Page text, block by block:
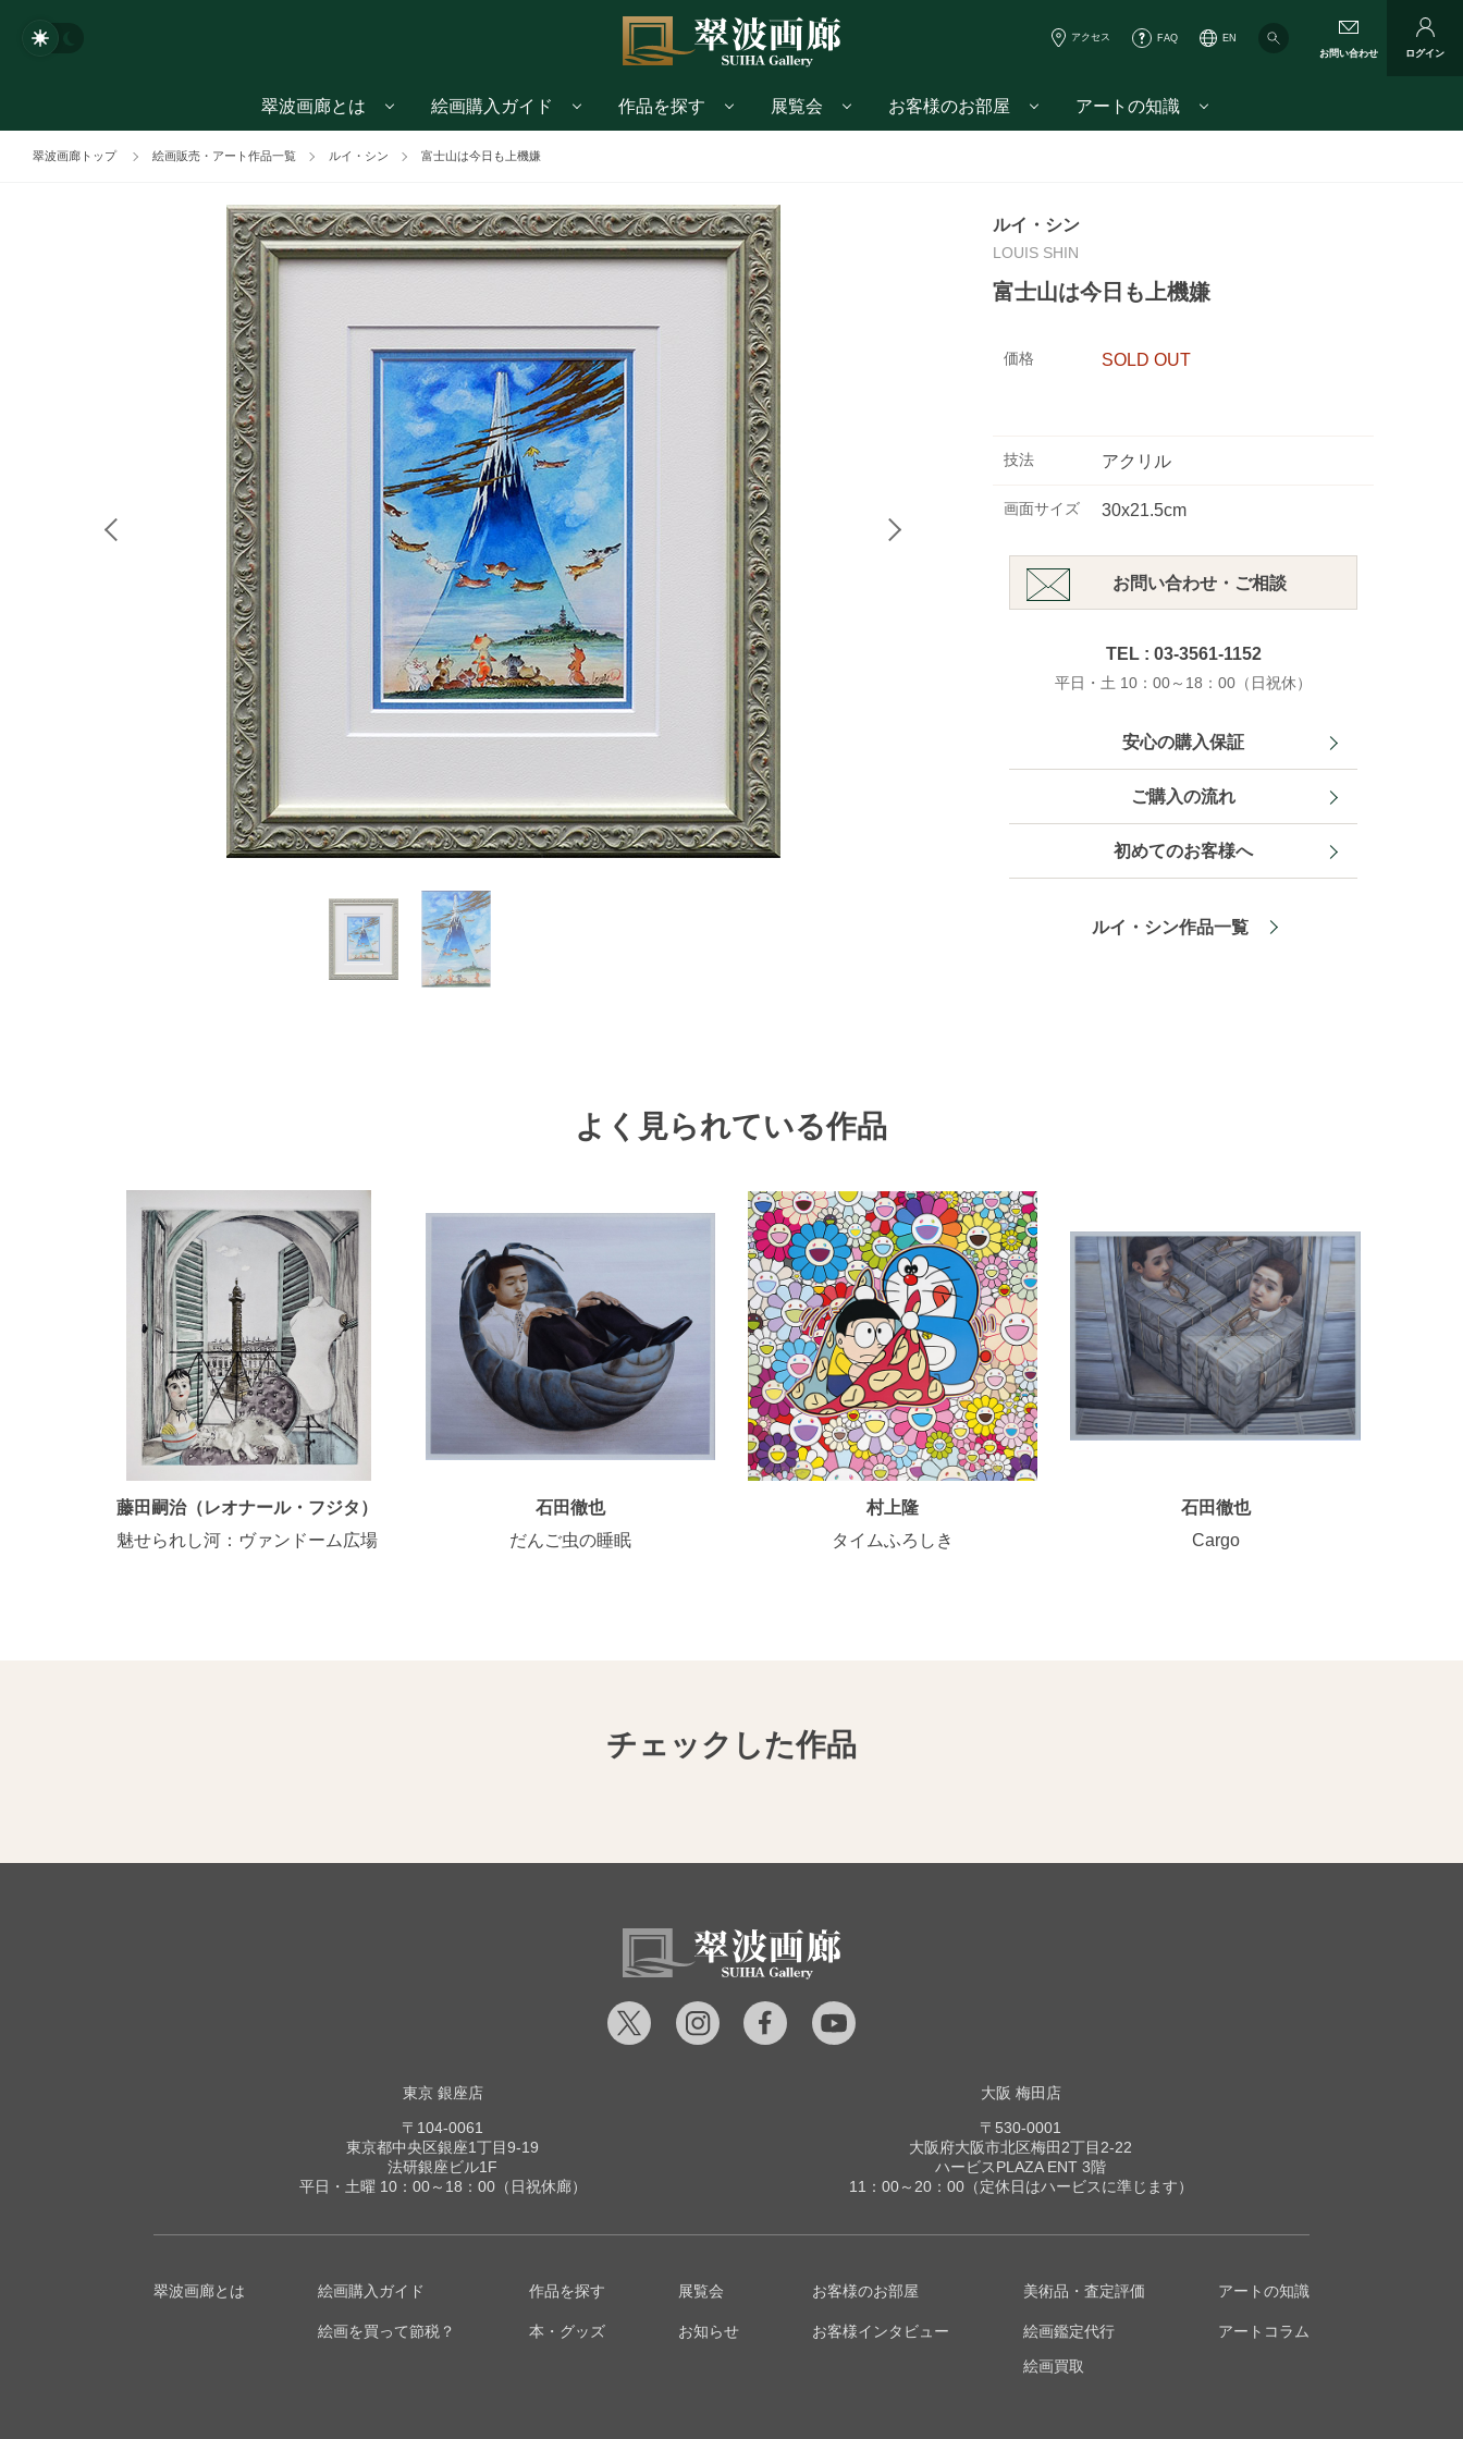
アクセス FAQ
EN
お問い合わせ
ログイン
翠波画廊とは 絵画購入ガイド 作品を探す 展覧会 お客様のお部屋 アートの知識
翠波画廊トップ 絵画販売・アート作品一覧 ルイ・シン 富士山は今日も上機嫌
ルイ・シン
LOUIS SHIN
富士山は今日も上機嫌
価格 SOLD OUT
技法 アクリル
画面サイズ 30x21.5cm
お問い合わせ・ご相談
TEL : 03-3561-1152
平日・土 10：00～18：00（日祝休）
安心の購入保証
ご購入の流れ
初めてのお客様へ
ルイ・シン作品一覧
よく見られている作品
藤田嗣治（レオナール・フジタ）
魅せられし河：ヴァンドーム広場
石田徹也
だんご虫の睡眠
村上隆
タイムふろしき
石田徹也
Cargo
チェックした作品
東京 銀座店
〒104-0061
東京都中央区銀座1丁目9-19
法研銀座ビル1F
平日・土曜 10：00～18：00（日祝休廊）
大阪 梅田店
〒530-0001
大阪府大阪市北区梅田2丁目2-22
ハービスPLAZA ENT 3階
11：00～20：00（定休日はハービスに準じます）
翠波画廊とは 絵画購入ガイド
絵画を買って節税？
作品を探す
本・グッズ
展覧会
お知らせ
お客様のお部屋
お客様インタビュー
美術品・査定評価
絵画鑑定代行
絵画買取
アートの知識
アートコラム